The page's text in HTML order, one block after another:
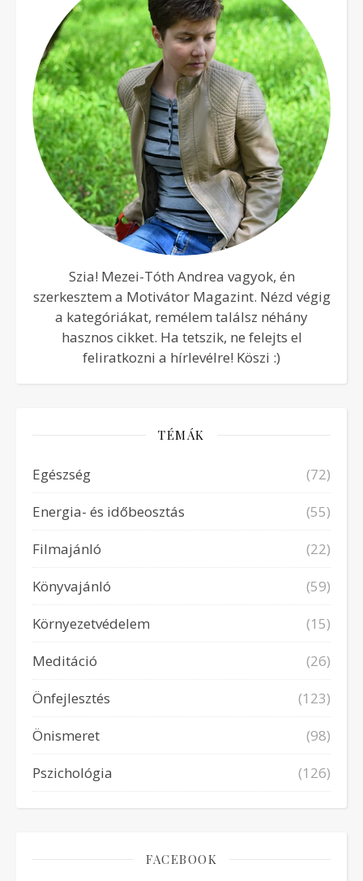
Szia! Mezei-Tóth Andrea vagyok, én
szerkesztem a Motivátor Magazint. Nézd végig
a kategóriákat, remélem találsz néhány
hasznos cikket. Ha tetszik, ne felejts el
feliratkozni a hírlevélre! Köszi :)
TÉMÁK
Egészség
(72)
Energia- és időbeosztás
(55)
Filmajánló
(22)
Könyvajánló
(59)
Környezetvédelem
(15)
Meditáció
(26)
Önfejlesztés
(123)
Önismeret
(98)
Pszichológia
(126)
FACEBOOK